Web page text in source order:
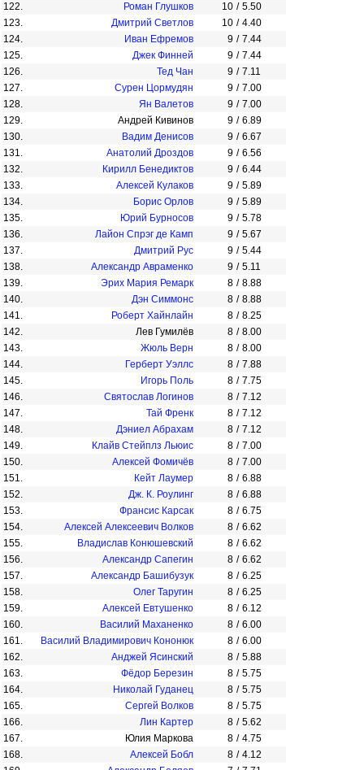
122.
Роман Глушков 10 / 5.50
123.
Дмитрий Светлов 10 / 4.40
124.
Иван Ефремов 9 / 7.44
125.
Джек Финней 9 / 7.44
126.
Тед Чан 9 / 7.11
127.
Сурен Цормудян 9 / 7.00
128.
Ян Валетов 9 / 7.00
129.
Андрей Кивинов 9 / 6.89
130.
Вадим Денисов 9 / 6.67
131.
Анатолий Дроздов 9 / 6.56
132.
Кирилл Бенедиктов 9 / 6.44
133.
Алексей Кулаков 9 / 5.89
134.
Борис Орлов 9 / 5.89
135.
Юрий Бурносов 9 / 5.78
136.
Лайон Спрэг де Камп 9 / 5.67
137.
Дмитрий Рус 9 / 5.44
138.
Александр Авраменко 9 / 5.11
139.
Эрих Мария Ремарк 8 / 8.88
140.
Дэн Симмонс 8 / 8.88
141.
Роберт Хайнлайн 8 / 8.25
142.
Лев Гумилёв 8 / 8.00
143.
Жюль Верн 8 / 8.00
144.
Герберт Уэллс 8 / 7.88
145.
Игорь Поль 8 / 7.75
146.
Святослав Логинов 8 / 7.12
147.
Тай Френк 8 / 7.12
148.
Дэниел Абрахам 8 / 7.12
149.
Клайв Стейплз Льюис 8 / 7.00
150.
Алексей Фомичёв 8 / 7.00
151.
Кейт Лаумер 8 / 6.88
152.
Дж. К. Роулинг 8 / 6.88
153.
Франсис Карсак 8 / 6.75
154.
Алексей Алексеевич Волков 8 / 6.62
155.
Владислав Конюшевский 8 / 6.62
156.
Александр Сапегин 8 / 6.62
157.
Александр Башибузук 8 / 6.25
158.
Олег Таругин 8 / 6.25
159.
Алексей Евтушенко 8 / 6.12
160.
Василий Маханенко 8 / 6.00
161.
Василий Владимирович Кононюк 8 / 6.00
162.
Анджей Ясинский 8 / 5.88
163.
Фёдор Березин 8 / 5.75
164.
Николай Гуданец 8 / 5.75
165.
Сергей Волков 8 / 5.75
166.
Лин Картер 8 / 5.62
167.
Юлия Маркова 8 / 4.75
168.
Алексей Бобл 8 / 4.12